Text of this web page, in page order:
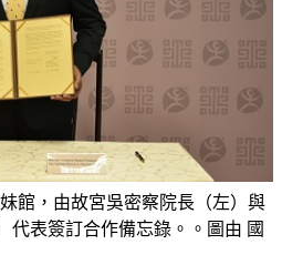
館，由故宮吳密察院長（左）與
代表簽訂合作備忘錄。。圖由 國